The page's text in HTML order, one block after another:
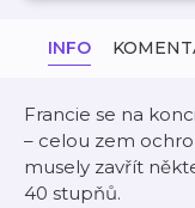
INFO
Francie se na
– celou zem
musely zavřít
40 stupňů.